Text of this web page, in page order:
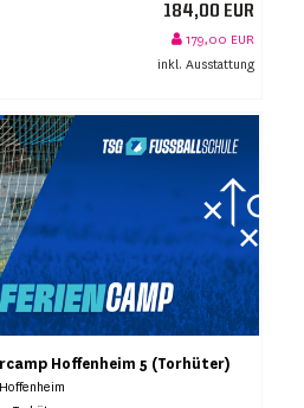
184,00 EUR
179,00 EUR
inkl. Ausstattung
Hoffenheim 5 (Torhüter)